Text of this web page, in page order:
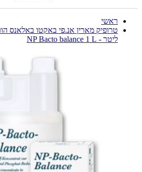
ראשי
ליטר - NP Bacto balance 1 L